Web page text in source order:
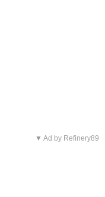
▼ Ad by Refinery89